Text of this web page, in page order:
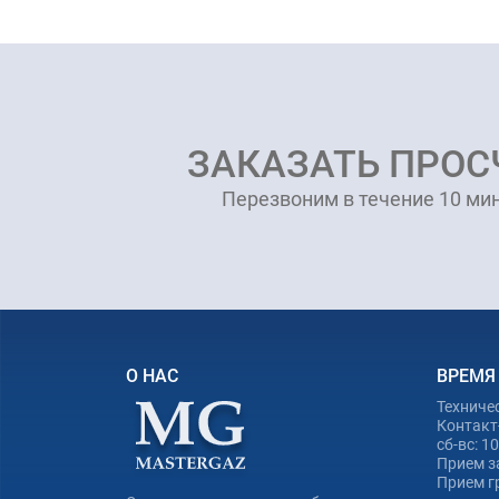
ЗАКАЗАТЬ
Перезвоним в течение 10
О НАС
сб-вс:
Прием
Прием